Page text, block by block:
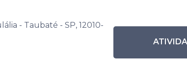
Programação Mensal
Roda de Conversa: Alimentação,
- Taubaté - SP, 12010-